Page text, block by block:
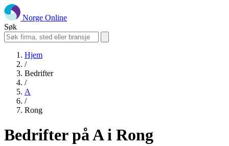
Norge Online
Søk
Hjem
/
Bedrifter
/
A
/
Rong
Bedrifter på A i Rong